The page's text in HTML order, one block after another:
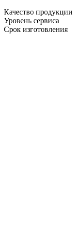
Качество продукции
Уровень сервиса
Срок изготовления